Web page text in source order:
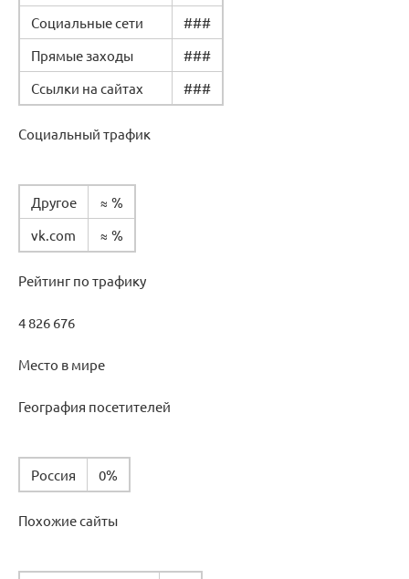
Социальные сети
###
Прямые заходы
###
Ссылки на сайтах
###
Социальный трафик
Другое
≈ %
vk.com
≈ %
Рейтинг по трафику
4 826 676
Место в мире
География посетителей
Россия 0%
Похожие сайты